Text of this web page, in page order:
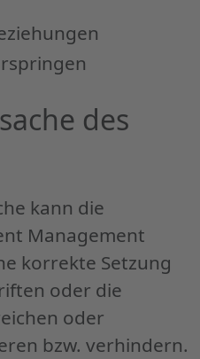
des
kann die
Management
korrekte Setzung
oder die
oder
bzw. verhindern.